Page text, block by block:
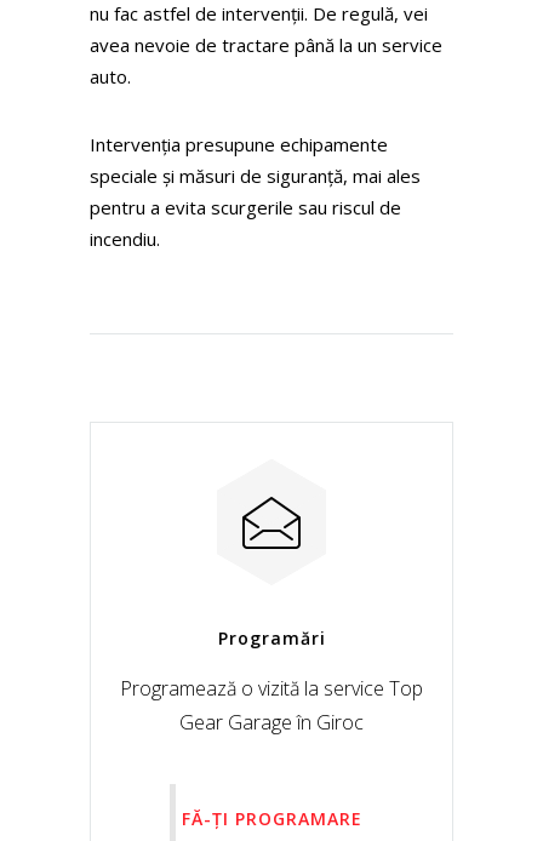
nu fac astfel de intervenții. De regulă, vei
avea nevoie de tractare până la un service
auto.
Intervenția presupune echipamente
speciale și măsuri de siguranță, mai ales
pentru a evita scurgerile sau riscul de
incendiu.
Programări
Programează o vizită la service Top
Gear Garage în Giroc
FĂ-ȚI PROGRAMARE